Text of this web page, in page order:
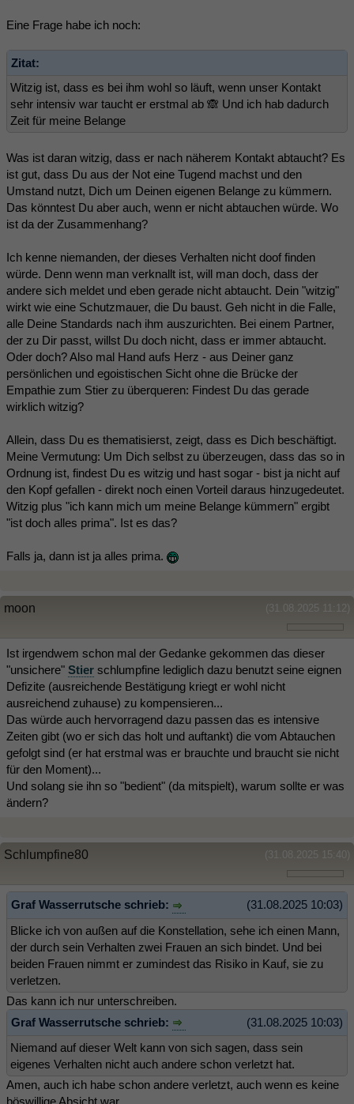
Eine Frage habe ich noch:
Zitat:
Witzig ist, dass es bei ihm wohl so läuft, wenn unser Kontakt
sehr intensiv war taucht er erstmal ab 🙈 Und ich hab dadurch
Zeit für meine Belange
Was ist daran witzig, dass er nach näherem Kontakt abtaucht? Es
ist gut, dass Du aus der Not eine Tugend machst und den
Umstand nutzt, Dich um Deinen eigenen Belange zu kümmern.
Das könntest Du aber auch, wenn er nicht abtauchen würde. Wo
ist da der Zusammenhang?
Ich kenne niemanden, der dieses Verhalten nicht doof finden
würde. Denn wenn man verknallt ist, will man doch, dass der
andere sich meldet und eben gerade nicht abtaucht. Dein "witzig"
wirkt wie eine Schutzmauer, die Du baust. Geh nicht in die Falle,
alle Deine Standards nach ihm auszurichten. Bei einem Partner,
der zu Dir passt, willst Du doch nicht, dass er immer abtaucht.
Oder doch? Also mal Hand aufs Herz - aus Deiner ganz
persönlichen und egoistischen Sicht ohne die Brücke der
Empathie zum Stier zu überqueren: Findest Du das gerade
wirklich witzig?
Allein, dass Du es thematisierst, zeigt, dass es Dich beschäftigt.
Meine Vermutung: Um Dich selbst zu überzeugen, dass das so in
Ordnung ist, findest Du es witzig und hast sogar - bist ja nicht auf
den Kopf gefallen - direkt noch einen Vorteil daraus hinzugedeutet.
Witzig plus "ich kann mich um meine Belange kümmern" ergibt
"ist doch alles prima". Ist es das?
Falls ja, dann ist ja alles prima.
(31.08.2025 11:12)
moon
Ist irgendwem schon mal der Gedanke gekommen das dieser
"unsichere" Stier schlumpfine lediglich dazu benutzt seine eignen
Defizite (ausreichende Bestätigung kriegt er wohl nicht
ausreichend zuhause) zu kompensieren...
Das würde auch hervorragend dazu passen das es intensive
Zeiten gibt (wo er sich das holt und auftankt) die vom Abtauchen
gefolgt sind (er hat erstmal was er brauchte und braucht sie nicht
für den Moment)...
Und solang sie ihn so "bedient" (da mitspielt), warum sollte er was
ändern?
(31.08.2025 15:40)
Schlumpfine80
(31.08.2025 10:03)
Graf Wasserrutsche schrieb:
Blicke ich von außen auf die Konstellation, sehe ich einen Mann,
der durch sein Verhalten zwei Frauen an sich bindet. Und bei
beiden Frauen nimmt er zumindest das Risiko in Kauf, sie zu
verletzen.
Das kann ich nur unterschreiben.
(31.08.2025 10:03)
Graf Wasserrutsche schrieb:
Niemand auf dieser Welt kann von sich sagen, dass sein
eigenes Verhalten nicht auch andere schon verletzt hat.
Amen, auch ich habe schon andere verletzt, auch wenn es keine